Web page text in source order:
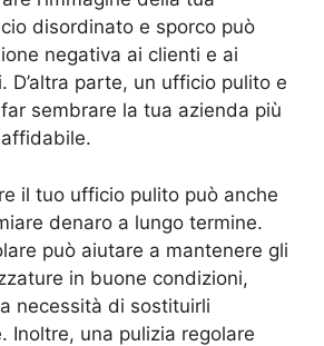
disordinato e sporco può
negativa ai clienti e ai
D’altra parte, un ufficio pulito e
sembrare la tua azienda più
il tuo ufficio pulito può anche
denaro a lungo termine.
può aiutare a mantenere gli
in buone condizioni,
necessità di sostituirli
Inoltre, una pulizia regolare